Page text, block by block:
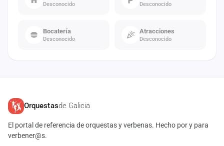
Desconocido Desconocido
Bocatería
Desconocido
Atracciones
Desconocido
Orquestasde Galicia
El portal de referencia de orquestas y verbenas. Hecho por y para
verbener@s.